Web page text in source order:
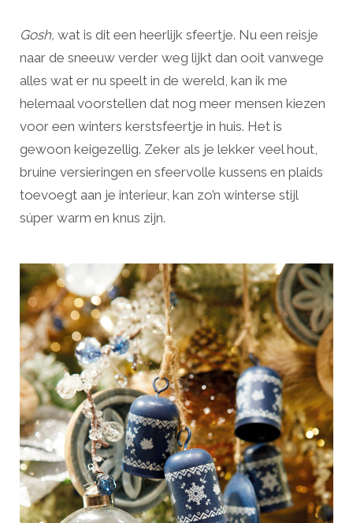
Gosh, wat is dit een heerlijk sfeertje. Nu een reisje
naar de sneeuw verder weg lijkt dan ooit vanwege
alles wat er nu speelt in de wereld, kan ik me
helemaal voorstellen dat nog meer mensen kiezen
voor een winters kerstsfeertje in huis. Het is
gewoon keigezellig. Zeker als je lekker veel hout,
bruine versieringen en sfeervolle kussens en plaids
toevoegt aan je interieur, kan zo’n winterse stijl
súper warm en knus zijn.